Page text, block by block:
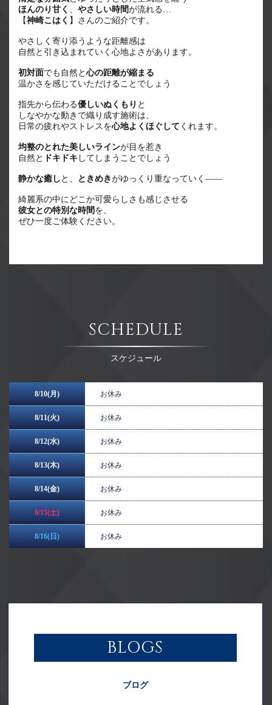
ほんのり甘く 、 やさしい時間が流れる…
【神崎こはく 】さんのご紹介です。
やさしく寄り添うような距離感は
自然と引き込まれていく心地よさがあります。
初対面でも自然と 心の距離が縮まる
温かさを感じていただけることでしょう
指先から伝わる優しいぬくもり と
しなやかな動きで織り成す施術は、
日常の疲れやストレスを心地よくほぐして くれます。
均整のとれた美しいラインが目を惹き
自然と ドキドキ してしまうことでしょう
静かな癒し と、 ときめきがゆっくり重なっていく——
綺麗系の中にどこか可愛らしさも感じさせる
彼女との特別な時間 を、
ぜひ一度ご体験ください。
SCHEDULE
スケジュール
8/10(月)
8/11(火)
8/12(水)
8/13(木)
8/14(金)
8/15(土)
8/16(日)
お休み
お休み
お休み
お休み
お休み
お休み
お休み
BLOGS
ブログ